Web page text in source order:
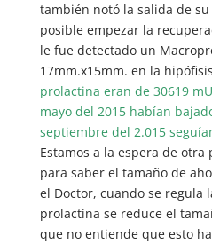
también notó la salida de su
posible empezar la
le fue detectado un
17mm.x15mm. en la
prolactina eran de 30619
mayo del 2015 habían
septiembre del 2.015
Estamos a la espera de
para saber el tamaño de
el Doctor, cuando se regula
prolactina se reduce el
que no entiende que esto